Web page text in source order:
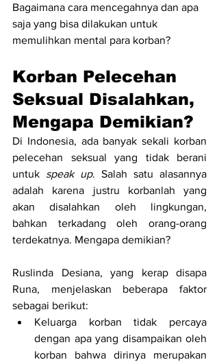
Bagaimana cara mencegahnya dan apa
saja yang bisa dilakukan untuk
memulihkan mental para korban?
Korban Pelecehan
Seksual Disalahkan,
Mengapa Demikian?
Di Indonesia, ada banyak sekali korban
pelecehan seksual yang tidak berani
untuk speak up. Salah satu alasannya
adalah karena justru korbanlah yang
akan disalahkan oleh lingkungan,
bahkan terkadang oleh orang-orang
terdekatnya. Mengapa demikian?
Ruslinda Desiana, yang kerap disapa
Runa, menjelaskan beberapa faktor
sebagai berikut:
Keluarga korban tidak percaya
dengan apa yang disampaikan oleh
korban bahwa dirinya merupakan